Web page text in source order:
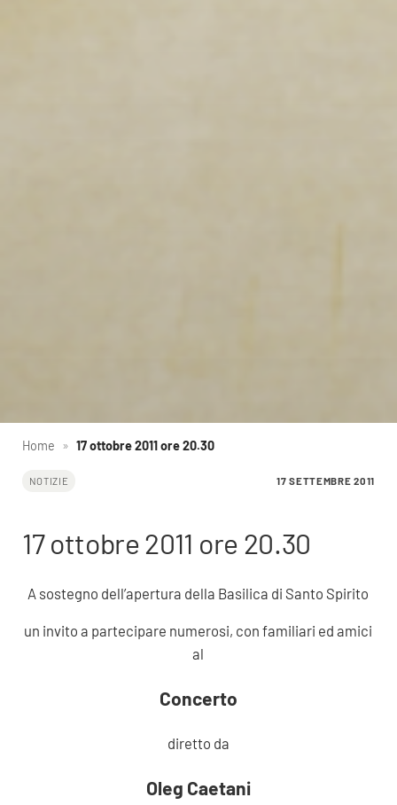
Home » 17 ottobre 2011 ore 20.30
NOTIZIE 17 SETTEMBRE 2011
17 ottobre 2011 ore 20.30
A sostegno dell’apertura della Basilica di Santo Spirito
un invito a partecipare numerosi, con familiari ed amici
al
Concerto
diretto da
Oleg Caetani